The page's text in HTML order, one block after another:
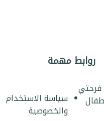
روابط مهمة
فرحتي
سياسة الاستخدام
والخصوصية